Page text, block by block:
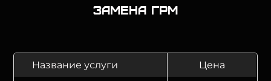
Замена ГРМ
Название услуги Цена